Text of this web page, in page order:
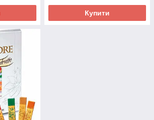
Купити